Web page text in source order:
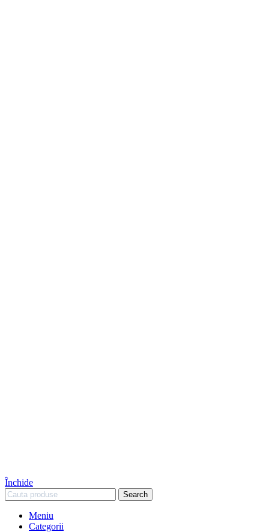
Închide
Search
Meniu
Categorii